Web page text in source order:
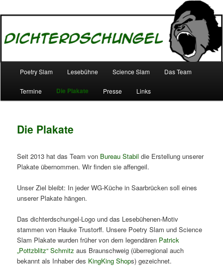
Dichterdschungel.de
Skip to primary content
Skip to secondary content
Poetry Slam Lesebühne Science Slam Das Team
Termine Die Plakate Presse Links
Die Plakate
Seit 2013 hat das Team von Bureau Stabildie Erstellung unserer
Plakate übernommen. Wir finden sie affengeil.
Unser Ziel bleibt: In jeder WG-Küche in Saarbrücken soll eines
unserer Plakate hängen.
Das dichterdschungel-Logo und das Lesebühenen-Motiv
stammen von Hauke Trustorff. Unsere Poetry Slam und Science
Slam Plakate wurden früher von dem legendären Patrick
„Pottzblitz“ Schmitz aus Braunschweig (überregional auch
bekannt als Inhaber des KingKing Shops) gezeichnet.